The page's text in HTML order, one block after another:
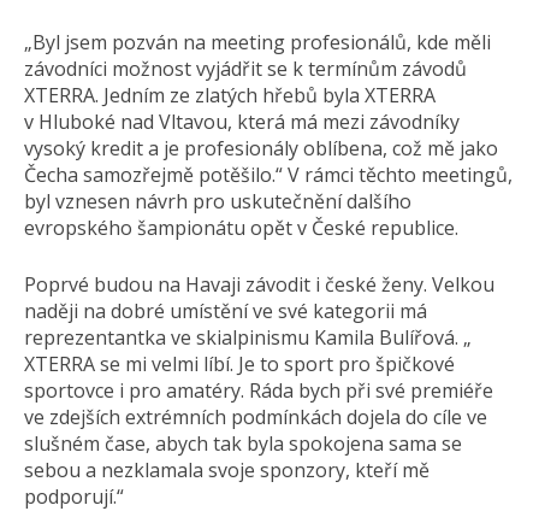
„Byl jsem pozván na meeting profesionálů, kde měli
závodníci možnost vyjádřit se k termínům závodů
XTERRA. Jedním ze zlatých hřebů byla XTERRA
v Hluboké nad Vltavou, která má mezi závodníky
vysoký kredit a je profesionály oblíbena, což mě jako
Čecha samozřejmě potěšilo.“ V rámci těchto meetingů,
byl vznesen návrh pro uskutečnění dalšího
evropského šampionátu opět v České republice.
Poprvé budou na Havaji závodit i české ženy. Velkou
naději na dobré umístění ve své kategorii má
reprezentantka ve skialpinismu Kamila Bulířová. „
XTERRA se mi velmi líbí. Je to sport pro špičkové
sportovce i pro amatéry. Ráda bych při své premiéře
ve zdejších extrémních podmínkách dojela do cíle ve
slušném čase, abych tak byla spokojena sama se
sebou a nezklamala svoje sponzory, kteří mě
podporují.“